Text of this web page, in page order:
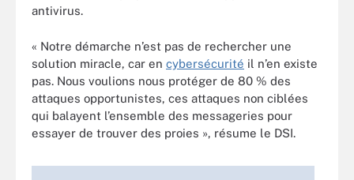
antivirus.
« Notre démarche n’est pas de rechercher une
solution miracle, car en cybersécurité il n’en existe
pas. Nous voulions nous protéger de 80 % des
attaques opportunistes, ces attaques non ciblées
qui balayent l’ensemble des messageries pour
essayer de trouver des proies », résume le DSI.